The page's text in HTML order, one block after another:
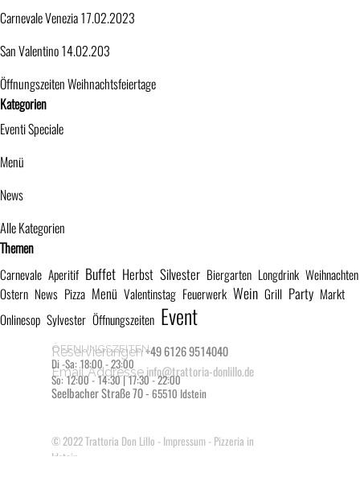
Carnevale Venezia 17.02.2023
San Valentino 14.02.203
Öffnungszeiten Weihnachtsfeiertage
Block überspringen Kategorien
Kategorien
Eventi Speciale
Menü
News
Alle Kategorien
Block überspringen Themen
Themen
Carnevale Aperitif Buffet Herbst Silvester Biergarten Longdrink Weihnachten
Ostern News Pizza Menü Valentinstag Feuerwerk Wein Grill Party Markt
Onlinesop Sylvester Öffnungszeiten Event
© 2022Trattoria Don Lillo - Impressum - Pizzeria in
Idstein
Reservierungen+49 6126 9514040
Email Addresseinfo@trattoria-donlillo.de
ÖFFNUNGSZEITEN
Di -Sa: 18:00 - 23:00
So: 12:00 - 14:30 | 17:30 - 22:00
Seelbacher Straße 70 - 65510 Idstein